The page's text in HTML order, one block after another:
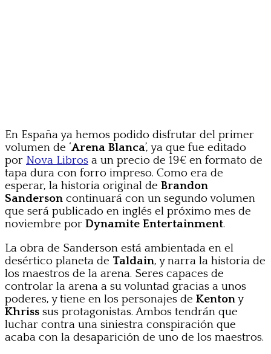
En España ya hemos podido disfrutar del primer
volumen de ‘Arena Blanca’, ya que fue editado
por Nova Libros a un precio de 19€ en formato de
tapa dura con forro impreso. Como era de
esperar, la historia original de Brandon
Sanderson continuará con un segundo volumen
que será publicado en inglés el próximo mes de
noviembre por Dynamite Entertainment.
La obra de Sanderson está ambientada en el
desértico planeta de Taldain, y narra la historia de
los maestros de la arena. Seres capaces de
controlar la arena a su voluntad gracias a unos
poderes, y tiene en los personajes de Kentony
Khriss sus protagonistas. Ambos tendrán que
luchar contra una siniestra conspiración que
acaba con la desaparición de uno de los maestros.